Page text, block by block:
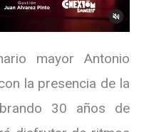
mayor Antonio
la presencia de la
30 años de